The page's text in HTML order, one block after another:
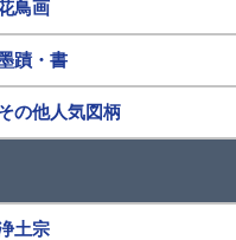
鳥画
蹟・書
の他人気図柄
土宗